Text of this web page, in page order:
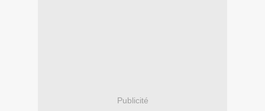
Publicité